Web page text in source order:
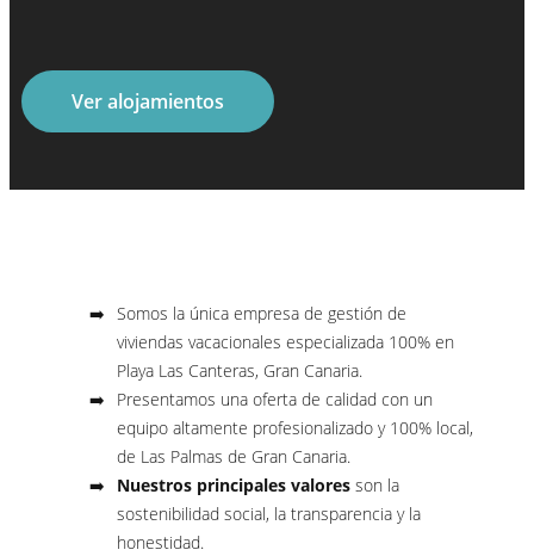
Ver alojamientos
Somos la única empresa de gestión de
viviendas vacacionales especializada 100% en
Playa Las Canteras, Gran Canaria.
Presentamos una oferta de calidad con un
equipo altamente profesionalizado y 100% local,
de Las Palmas de Gran Canaria.
Nuestros principales valoresson la
sostenibilidad social, la transparencia y la
honestidad.